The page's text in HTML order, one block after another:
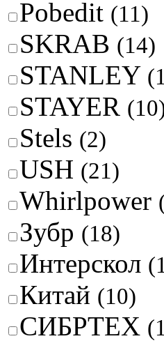
Pobedit (11)
SKRAB (14)
STANLEY
STAYER
Stels (2)
USH (21)
Whirlpower
Зубр (18)
Интерскол
Китай (10)
СИБРТЕХ